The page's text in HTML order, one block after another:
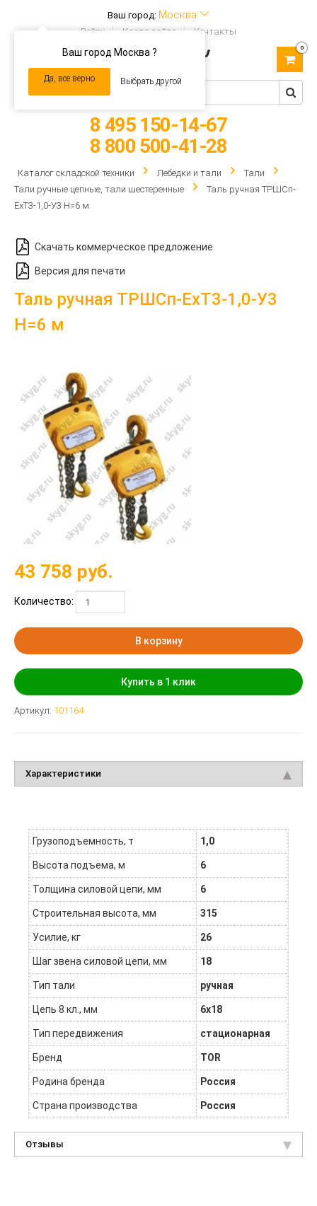
Ваш город: Москва
Ваш город Москва ?
Да, все верно Выбрать другой
Войти Карта сайта Контакты
navigation
0
8 495 150-14-67
8 800 500-41-28
Каталог складской техники Лебёдки и тали
Тали
Тали ручные цепные, тали шестеренные
Таль ручная ТРШCп-
ЕхТ3-1,0-У3 Н=6 м
Скачать коммерческое предложение
Версия для печати
Таль ручная ТРШCп-ЕхТ3-1,0-У3
Н=6 м
43 758 руб.
Количество:
В корзину
Купить в 1 клик
Артикул: 101164
Характеристики
Грузоподъемность, т 1,0
Высота подъема, м 6
Толщина силовой цепи, мм 6
Строительная высота, мм 315
Усилие, кг 26
Шаг звена силовой цепи, мм 18
Тип тали ручная
Цепь 8 кл., мм 6х18
Тип передвижения стационарная
Бренд TOR
Родина бренда Россия
Страна производства Россия
Отзывы